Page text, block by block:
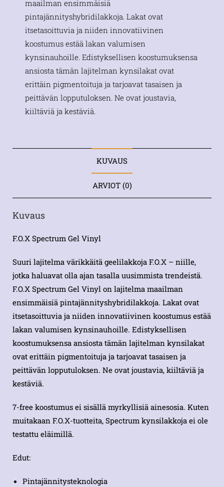
maailman ensimmäisiä
pintajännityshybridilakkoja. Lakat ovat
itsetasoittuvia ja niiden innovatiivinen
koostumus estää lakan valumisen
kynsinauhoille. Edistyksellisen koostumuksensa
ansiosta tämän lajitelman kynsilakat ovat
erittäin pigmentoituja ja tarjoavat tasaisen ja
peittävän lopputuloksen. Ne ovat joustavia,
kiiltäviä ja kestäviä.
KUVAUS
ARVIOT (0)
Kuvaus
F.O.X Spectrum Gel Vinyl
Suuri lajitelma värikkäitä geelilakkoja F.O.X – niille,
jotka haluavat olla ajan tasalla uusimmista trendeistä.
F.O.X Spectrum Gel Vinyl on lajitelma maailman
ensimmäisiä pintajännityshybridilakkoja. Lakat ovat
itsetasoittuvia ja niiden innovatiivinen koostumus estää
lakan valumisen kynsinauhoille. Edistyksellisen
koostumuksensa ansiosta tämän lajitelman kynsilakat
ovat erittäin pigmentoituja ja tarjoavat tasaisen ja
peittävän lopputuloksen. Ne ovat joustavia, kiiltäviä ja
kestäviä.
7-free koostumus ei sisällä myrkyllisiä ainesosia. Kuten
muitakaan F.O.X-tuotteita, Spectrum kynsilakkoja ei ole
testattu eläimillä.
Edut:
Pintajännitysteknologia